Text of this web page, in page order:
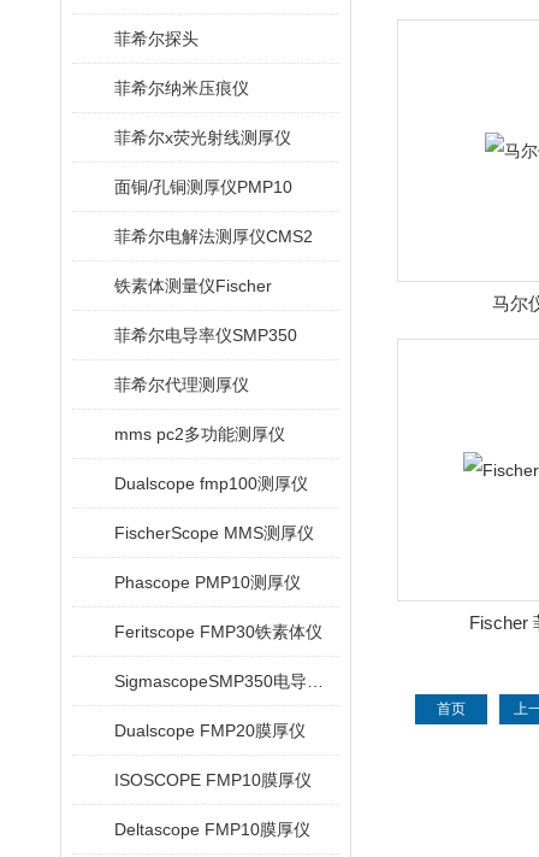
菲希尔探头
菲希尔纳米压痕仪
菲希尔x荧光射线测厚仪
面铜/孔铜测厚仪PMP10
菲希尔电解法测厚仪CMS2
铁素体测量仪Fischer
菲希尔电导率仪SMP350
菲希尔代理测厚仪
mms pc2多功能测厚仪
Dualscope fmp100测厚仪
FischerScope MMS测厚仪
Phascope PMP10测厚仪
Feritscope FMP30铁素体仪
Dualscope FMP20膜厚仪
ISOSCOPE FMP10膜厚仪
Deltascope FMP10膜厚仪
马尔
Fischer
首页 上